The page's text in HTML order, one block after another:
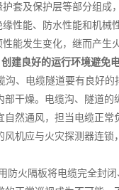
护套及保护层等部分组成
缘性能、防水性能和机械
性能发生变化，继而产生
建良好的运行环境避免
沟、电缆隧道要有良好
干燥。电缆沟、隧道
自然通风，担当电缆正
机应与火灾探测器连
防火隔板将电缆完全封